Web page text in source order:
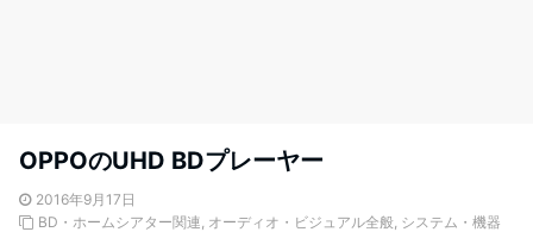
OPPOのUHD BDプレーヤー
2016年9月17日
BD・ホームシアター関連, オーディオ・ビジュアル全般, システム・機器